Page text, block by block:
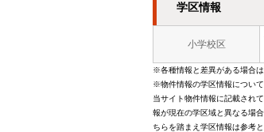
学区情報
小学校区
※各種情報と差異がある場合
※物件情報の学区情報について
当サイト物件情報に記載され
報が現在の学区域と異なる場
ちらを踏まえ学区情報は参考